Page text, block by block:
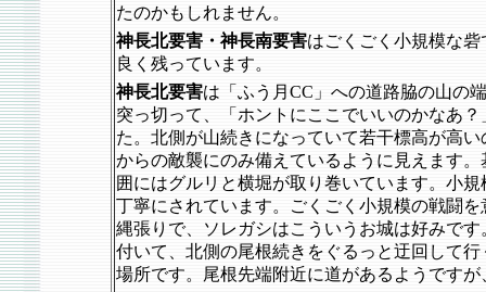
たのかもしれません。
神長北要害・神長南要害はごくごく小規模な
良く残っています。
神長北要害は「ふう月CC」への道路脇の山の
突っ切って、「ホントにここでいいのかなあ
た。北側が山続きになっていて若干標高が高
からの敵襲にのみ備えているように見えます
囲にはグルリと横堀が取り巻いています。小
丁寧にされています。ごくごく小規模の戦闘
縄張りで、ソレガシはこういうお城は好みで
付いて、北側の尾根続きをぐるっと迂回して
場所です。尾根先端附近に道があるようです